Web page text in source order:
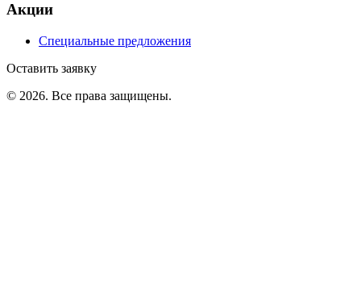
Акции
Специальные предложения
Оставить заявку
© 2026. Все права защищены.